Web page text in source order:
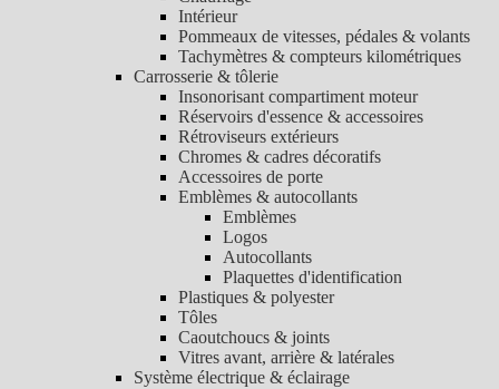
Intérieur
Pommeaux de vitesses, pédales & volants
Tachymètres & compteurs kilométriques
Carrosserie & tôlerie
Insonorisant compartiment moteur
Réservoirs d'essence & accessoires
Rétroviseurs extérieurs
Chromes & cadres décoratifs
Accessoires de porte
Emblèmes & autocollants
Emblèmes
Logos
Autocollants
Plaquettes d'identification
Plastiques & polyester
Tôles
Caoutchoucs & joints
Vitres avant, arrière & latérales
Système électrique & éclairage